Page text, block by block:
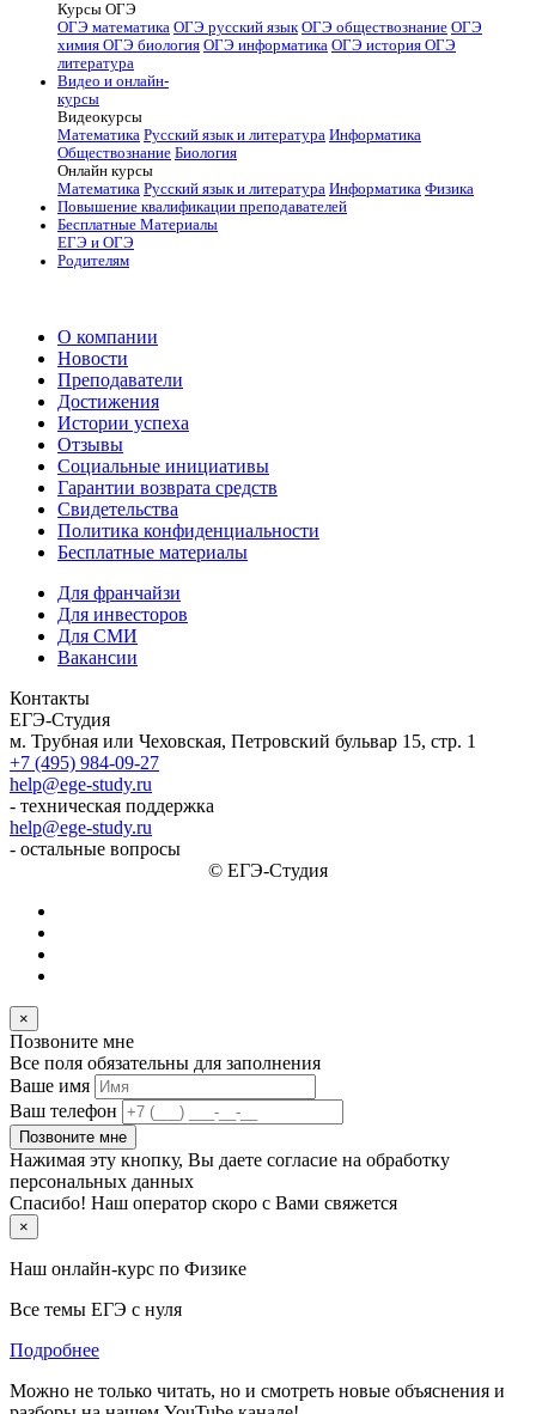
Курсы ОГЭ
ОГЭ математика ОГЭ русский язык ОГЭ обществознание ОГЭ
химия ОГЭ биология ОГЭ информатика ОГЭ история ОГЭ
литература
Видео и онлайн-
курсы
Видеокурсы
Математика Русский язык и литература Информатика
Обществознание Биология
Онлайн курсы
Математика Русский язык и литература Информатика Физика
Повышение квалификации преподавателей
Бесплатные Материалы
ЕГЭ и ОГЭ
Родителям
О компании
Новости
Преподаватели
Достижения
Истории успеха
Отзывы
Социальные инициативы
Гарантии возврата средств
Свидетельства
Политика конфиденциальности
Бесплатные материалы
Для франчайзи
Для инвесторов
Для СМИ
Вакансии
Контакты
ЕГЭ-Студия
м. Трубная или Чеховская, Петровский бульвар 15, стр. 1
+7 (495) 984-09-27
help@ege-study.ru
- техническая поддержка
help@ege-study.ru
- остальные вопросы
© ЕГЭ-Студия
×
Позвоните мне
Все поля обязательны для заполнения
Ваше имя
Ваш телефон
Позвоните мне
Нажимая эту кнопку, Вы даете согласие на обработку
персональных данных
Спасибо! Наш оператор скоро с Вами свяжется
×
Наш онлайн-курс по Физике
Все темы ЕГЭ с нуля
Подробнее
Можно не только читать, но и смотреть новые объяснения и